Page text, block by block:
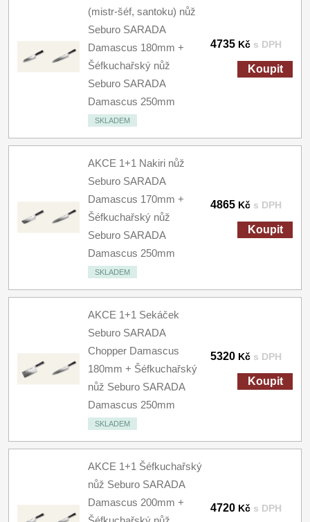
(mistr-šéf, santoku) nůž
Seburo SARADA
Damascus 180mm +
Šéfkuchařský nůž
Seburo SARADA
Damascus 250mm
SKLADEM
4735 Kč s DPH
Koupit
AKCE 1+1 Nakiri nůž
Seburo SARADA
Damascus 170mm +
Šéfkuchařský nůž
Seburo SARADA
Damascus 250mm
SKLADEM
4865 Kč s DPH
Koupit
AKCE 1+1 Sekáček
Seburo SARADA
Chopper Damascus
180mm + Šéfkuchařský
nůž Seburo SARADA
Damascus 250mm
SKLADEM
5320 Kč s DPH
Koupit
AKCE 1+1 Šéfkuchařský
nůž Seburo SARADA
Damascus 200mm +
4720 Kč s DPH